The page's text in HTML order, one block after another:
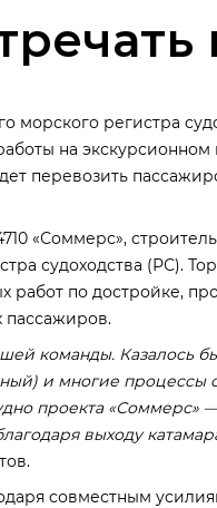
регистра
на
перевозить
«Соммерс»,
судоходства (РС).
работ по достройке,
пассажиров.
команды. Казалось
и многие
проекта «Соммерс»
выходу
совместным